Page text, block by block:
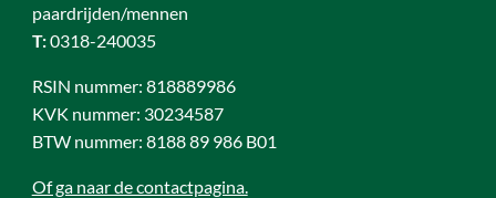
paardrijden/mennen
T:0318-240035
RSIN nummer: 818889986
KVK nummer: 30234587
BTW nummer: 8188 89 986 B01
Of ga naar de contactpagina.